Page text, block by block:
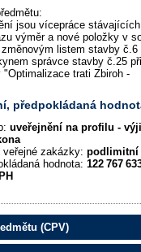
jsou vícepráce stávajících
výměr a nové položky v
listem stavby č.6
správce stavby č.25 při
trati Zbiroh -
předpokládaná
uveřejnění na profilu -
veřejné zakázky:podlimitní
hodnota:122 767
(CPV)